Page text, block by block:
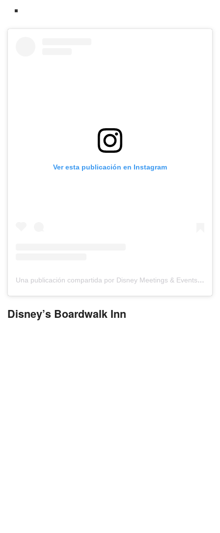
Ver esta publicación en Instagram
Una publicación compartida por Disney Meetings & Events (@disneymeetingsandevents)
Disney’s Boardwalk Inn